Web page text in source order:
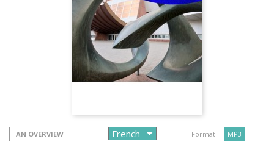
AN OVERVIEW Format : MP3